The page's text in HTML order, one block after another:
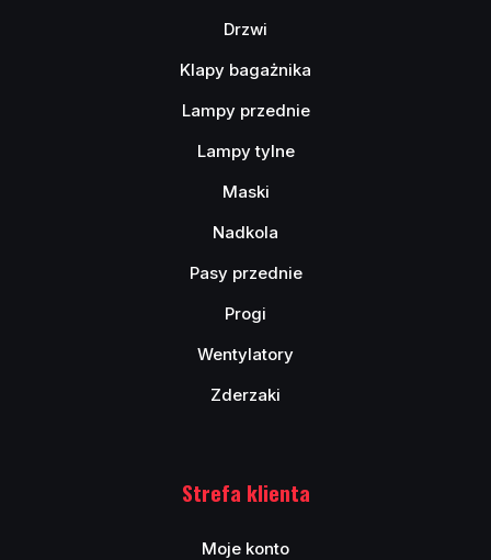
Drzwi
Klapy bagażnika
Lampy przednie
Lampy tylne
Maski
Nadkola
Pasy przednie
Progi
Wentylatory
Zderzaki
Strefa klienta
Moje konto